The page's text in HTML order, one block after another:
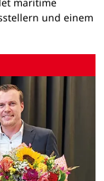
und einem